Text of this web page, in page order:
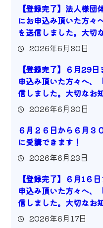
【登録完了】法人様団
にお申込み頂いた方々
を送信しました。大切
2026年6月30日
【登録完了】６月29
申込み頂いた方々へ、
信しました。大切なお
2026年6月30日
６月２６日から６月３
に受講できます！
2026年6月23日
【登録完了】６月1６
申込み頂いた方々へ、
信しました。大切なお
2026年6月17日